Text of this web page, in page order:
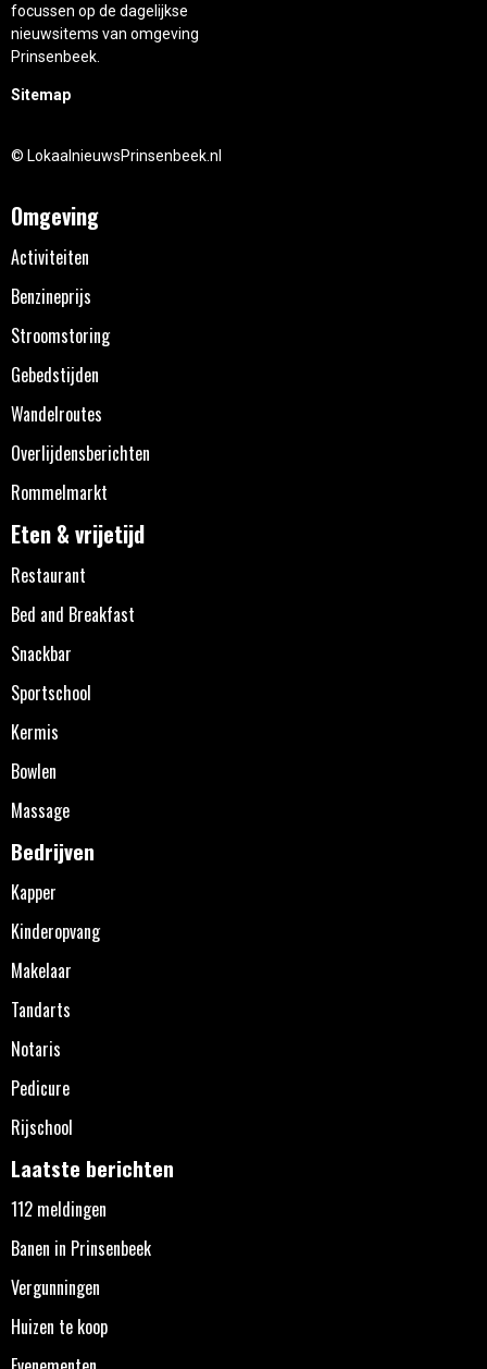
focussen op de dagelijkse
nieuwsitems van omgeving
Prinsenbeek.
Sitemap
© LokaalnieuwsPrinsenbeek.nl
Omgeving
Activiteiten
Benzineprijs
Stroomstoring
Gebedstijden
Wandelroutes
Overlijdensberichten
Rommelmarkt
Eten & vrijetijd
Restaurant
Bed and Breakfast
Snackbar
Sportschool
Kermis
Bowlen
Massage
Bedrijven
Kapper
Kinderopvang
Makelaar
Tandarts
Notaris
Pedicure
Rijschool
Laatste berichten
112 meldingen
Banen in Prinsenbeek
Vergunningen
Huizen te koop